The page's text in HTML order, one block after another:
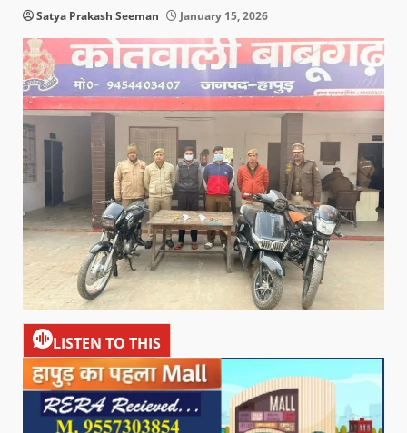
Satya Prakash Seeman January 15, 2026
LISTEN TO THIS